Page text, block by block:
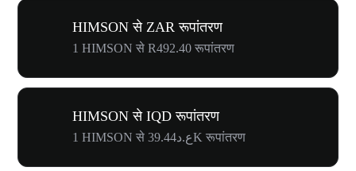
HIMSON से ZAR रूपांतरण
1 HIMSON से R492.40 रूपांतरण
HIMSON से IQD रूपांतरण
1 HIMSON से ع.د39.44K रूपांतरण